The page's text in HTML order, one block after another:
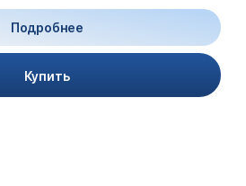
Подробнее
Купить